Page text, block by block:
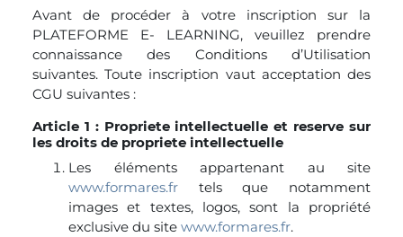
Avant de procéder à votre inscription sur la
PLATEFORME E- LEARNING, veuillez prendre
connaissance des Conditions d’Utilisation
suivantes. Toute inscription vaut acceptation des
CGU suivantes :
Article 1 : Propriete intellectuelle et reserve sur
les droits de propriete intellectuelle
Les éléments appartenant au site
www.formares.fr tels que notamment
images et textes, logos, sont la propriété
exclusive du site www.formares.fr.